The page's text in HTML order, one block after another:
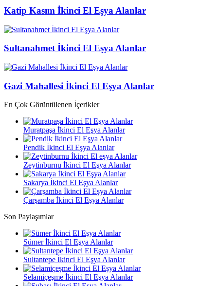
Katip Kasım İkinci El Eşya Alanlar
Sultanahmet İkinci El Eşya Alanlar
Gazi Mahallesi İkinci El Eşya Alanlar
En Çok Görüntülenen İçerikler
Muratpaşa İkinci El Eşya Alanlar
Pendik İkinci El Eşya Alanlar
Zeytinburnu İkinci El Eşya Alanlar
Sakarya İkinci El Eşya Alanlar
Çarşamba İkinci El Eşya Alanlar
Son Paylaşımlar
Sümer İkinci El Eşya Alanlar
Sultantepe İkinci El Eşya Alanlar
Selamiçeşme İkinci El Eşya Alanlar